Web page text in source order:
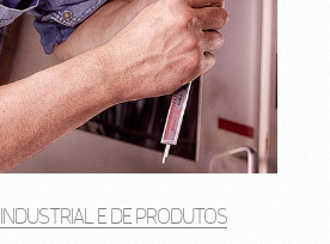
E DE PRODUTOS